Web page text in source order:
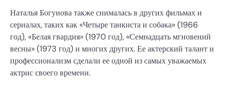
Наталья Богунова также снималась в других фильмах и
сериалах, таких как «Четыре танкиста и собака» (1966
год), «Белая гвардия» (1970 год), «Семнадцать мгновений
весны» (1973 год) и многих других. Ее актерский талант и
профессионализм сделали ее одной из самых уважаемых
актрис своего времени.